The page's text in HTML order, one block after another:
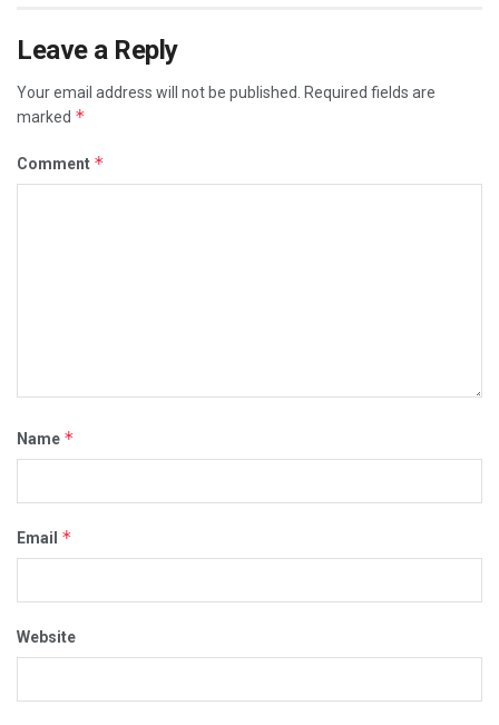
Leave a Reply
Your email address will not be published.
Required fields are
marked *
Comment *
Name *
Email *
Website